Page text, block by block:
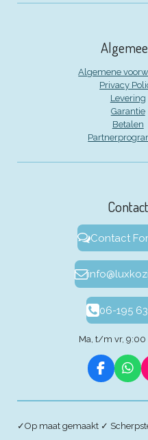
Algemene
Privacy
Levering
Garantie
Betalen
Contact
Contact
06-195
Ma, t/m vr, 9:00
F
a
c
b
W
h
a
s
✓Op maat gemaakt ✓